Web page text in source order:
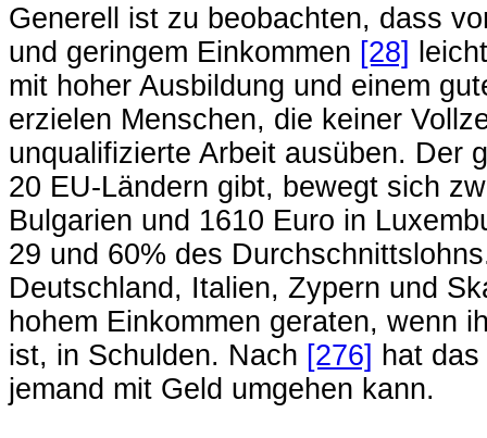
Generell ist zu beobachten, dass
und geringem Einkommen [28]
mit hoher Ausbildung und einem
erzielen Menschen, die keiner
unqualifizierte Arbeit ausüben. Der
20 EU-Ländern gibt, bewegt sich
Bulgarien und 1610 Euro in
29 und 60% des
Deutschland, Italien, Zypern und
hohem Einkommen geraten, wenn
ist, in Schulden. Nach [276] hat
jemand mit Geld umgehen kann.